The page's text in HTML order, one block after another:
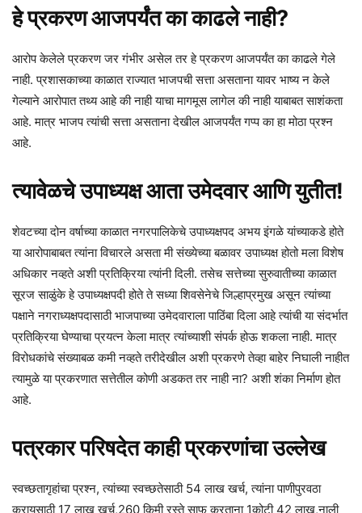
हे प्रकरण आजपर्यंत का काढले नाही?
आरोप केलेले प्रकरण जर गंभीर असेल तर हे प्रकरण आजपर्यंत का काढले गेले
नाही. प्रशासकाच्या काळात राज्यात भाजपची सत्ता असताना यावर भाष्य न केले
गेल्याने आरोपात तथ्य आहे की नाही याचा मागमूस लागेल की नाही याबाबत साशंकता
आहे. मात्र भाजप त्यांची सत्ता असताना देखील आजपर्यंत गप्प का हा मोठा प्रश्न
आहे.
त्यावेळचे उपाध्यक्ष आता उमेदवार आणि युतीत!
शेवटच्या दोन वर्षाच्या काळात नगरपालिकेचे उपाध्यक्षपद अभय इंगळे यांच्याकडे होते
या आरोपाबाबत त्यांना विचारले असता मी संख्येच्या बळावर उपाध्यक्ष होतो मला विशेष
अधिकार नव्हते अशी प्रतिक्रिया त्यांनी दिली. तसेच सत्तेच्या सुरुवातीच्या काळात
सूरज साळुंके हे उपाध्यक्षपदी होते ते सध्या शिवसेनेचे जिल्हाप्रमुख असून त्यांच्या
पक्षाने नगराध्यक्षपदासाठी भाजपाच्या उमेदवाराला पाठिंबा दिला आहे त्यांची या संदर्भात
प्रतिक्रिया घेण्याचा प्रयत्न केला मात्र त्यांच्याशी संपर्क होऊ शकला नाही. मात्र
विरोधकांचे संख्याबळ कमी नव्हते तरीदेखील अशी प्रकरणे तेव्हा बाहेर निघाली नाहीत
त्यामुळे या प्रकरणात सत्तेतील कोणी अडकत तर नाही ना? अशी शंका निर्माण होत
आहे.
पत्रकार परिषदेत काही प्रकरणांचा उल्लेख
स्वच्छतागृहांचा प्रश्न, त्यांच्या स्वच्छतेसाठी 54 लाख खर्च, त्यांना पाणीपुरवठा
करायसाठी 17 लाख खर्च,260 किमी रस्ते साफ करताना 1कोटी 42 लाख,नाली